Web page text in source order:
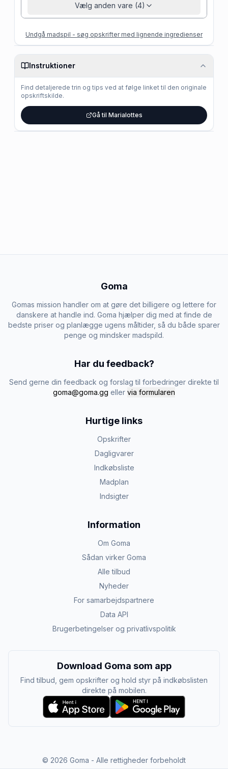
Vælg anden vare (4)
Undgå madspil - søg opskrifter med lignende ingredienser
Instruktioner
Find detaljerede trin og tips ved at følge linket til den originale
opskriftskilde.
Gå til Marialottes
Goma
Gomas mission handler om at gøre det billigere og lettere for
danskere at handle ind. Goma hjælper dig med at finde de
bedste priser og planlægge ugens måltider, så du både sparer
penge og mindsker madspild.
Har du feedback?
Send gerne din feedback og forslag til forbedringer direkte til
goma@goma.gg eller via formularen
Hurtige links
Opskrifter
Dagligvarer
Indkøbsliste
Madplan
Indsigter
Information
Om Goma
Sådan virker Goma
Alle tilbud
Nyheder
For samarbejdspartnere
Data API
Brugerbetingelser og privatlivspolitik
Download Goma som app
Find tilbud, gem opskrifter og hold styr på indkøbslisten
direkte på mobilen.
© 2026 Goma - Alle rettigheder forbeholdt